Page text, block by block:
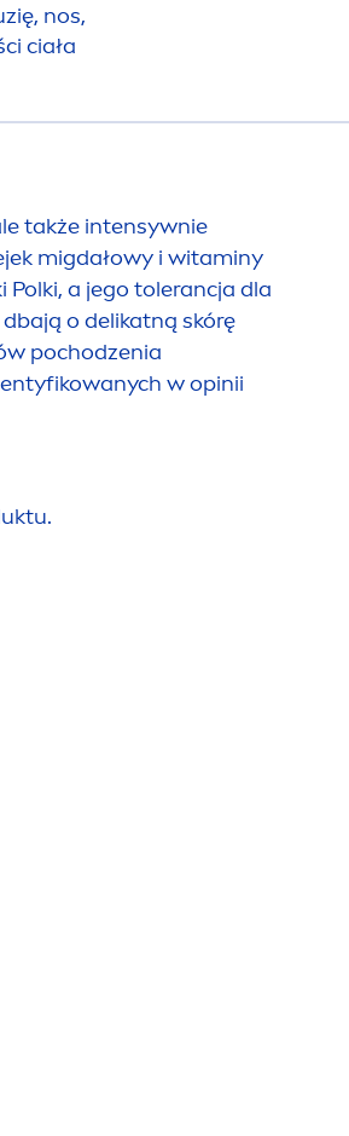
nos,
ciała
także intensywnie
migdałowy i witaminy
a jego tolerancja dla
o delikatną skórę
pochodzenia
w opinii